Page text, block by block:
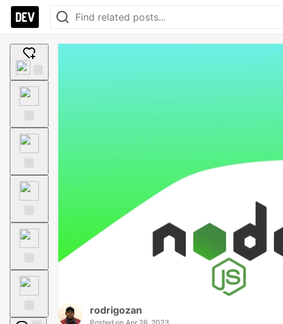
Add
reaction
Like
Unicorn
Exploding
Head
Raised
Hands
rodrigozan